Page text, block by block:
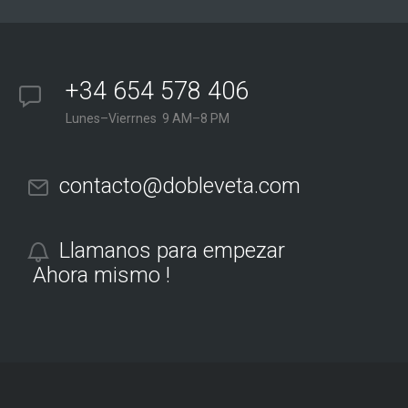
+34 654 578 406
Lunes–Vierrnes 9 AM–8 PM
contacto@dobleveta.com
Llamanos para empezar
Ahora mismo !